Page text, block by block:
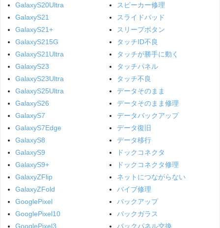
GalaxyS20Ultra
GalaxyS21
GalaxyS21+
GalaxyS215G
GalaxyS21Ultra
GalaxyS23
GalaxyS23Ultra
GalaxyS25Ultra
GalaxyS26
GalaxyS7
GalaxyS7Edge
GalaxyS8
GalaxyS9
GalaxyS9+
GalaxyZFlip
GalaxyZFold
GooglePixel
GooglePixel10
GooglePixel3
スピーカー修理
スライドパッド
スリープボタン
タッチID不良
タッチが勝手に動く
タッチパネル
タッチ不良
データそのまま
データそのまま修理
データバックアップ
データ復旧
データ移行
ドックコネクタ
ドックコネクタ修理
ネットにつながらない
バイブ修理
バックアップ
バックガラス
バックパネル交換